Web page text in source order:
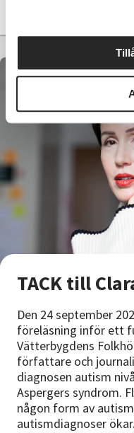
han hittade sin väg
TACK till
Den 24 september
föreläsning inför ett
Vätterbygdens
författare och
diagnosen autism
Aspergers syndrom.
någon form av
autismdiagnoser ökar.